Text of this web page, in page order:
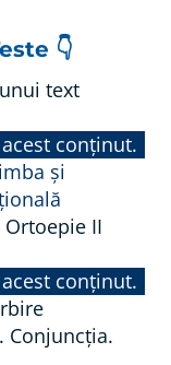
👇
text
conținut.
și
Ortoepie II
conținut.
Conjuncția.